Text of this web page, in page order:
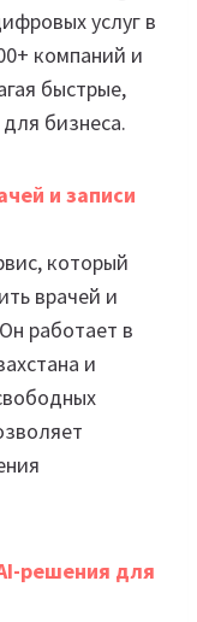
услуг в
компаний и
быстрые,
бизнеса.
и записи
который
врачей и
работает в
и
решения для